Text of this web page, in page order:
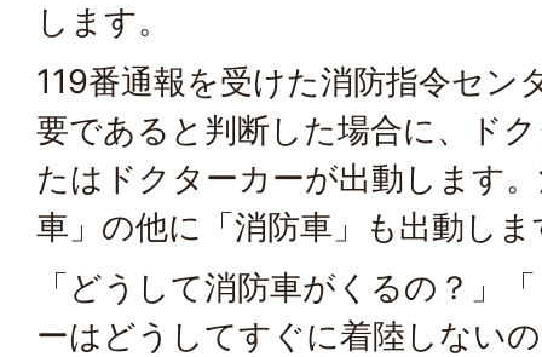
します。
119番通報を受けた消防指令セン
要であると判断した場合に、ド
たはドクターカーが出動します
車」の他に「消防車」も出動しま
「どうして消防車がくるの？」
ーはどうしてすぐに着陸しない